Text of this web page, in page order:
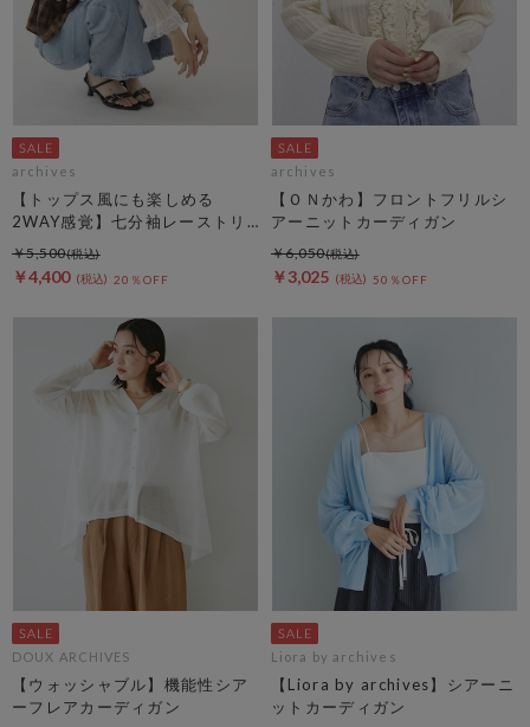
archives
【トップス風にも楽しめる
2WAY感覚】七分袖レーストリ
ム透かしニットカーディガン
￥4,400 20％OFF
￥5,500
archives
【ＯＮかわ】フロントフリルシ
アーニットカーディガン
￥3,025 50％OFF
￥6,050
DOUX ARCHIVES
【ウォッシャブル】機能性シア
ーフレアカーディガン
Liora by archives
【Liora by archives】シアーニ
ットカーディガン